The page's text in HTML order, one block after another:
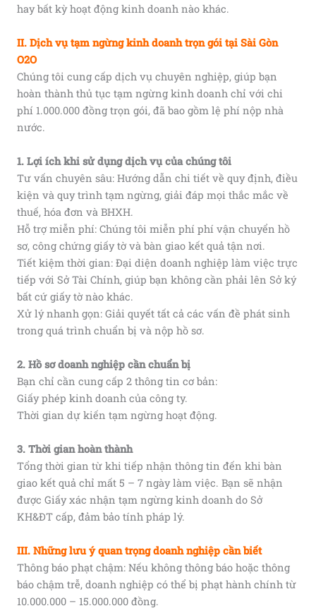
hay bất kỳ hoạt động kinh doanh nào khác.
II. Dịch vụ tạm ngừng kinh doanh trọn gói tại Sài Gòn
O2O
Chúng tôi cung cấp dịch vụ chuyên nghiệp, giúp bạn
hoàn thành thủ tục tạm ngừng kinh doanh chỉ với chi
phí 1.000.000 đồng trọn gói, đã bao gồm lệ phí nộp nhà
nước.
1. Lợi ích khi sử dụng dịch vụ của chúng tôi
Tư vấn chuyên sâu: Hướng dẫn chi tiết về quy định, điều
kiện và quy trình tạm ngừng, giải đáp mọi thắc mắc về
thuế, hóa đơn và BHXH.
Hỗ trợ miễn phí: Chúng tôi miễn phí phí vận chuyển hồ
sơ, công chứng giấy tờ và bàn giao kết quả tận nơi.
Tiết kiệm thời gian: Đại diện doanh nghiệp làm việc trực
tiếp với Sở Tài Chính, giúp bạn không cần phải lên Sở ký
bất cứ giấy tờ nào khác.
Xử lý nhanh gọn: Giải quyết tất cả các vấn đề phát sinh
trong quá trình chuẩn bị và nộp hồ sơ.
2. Hồ sơ doanh nghiệp cần chuẩn bị
Bạn chỉ cần cung cấp 2 thông tin cơ bản:
Giấy phép kinh doanh của công ty.
Thời gian dự kiến tạm ngừng hoạt động.
3. Thời gian hoàn thành
Tổng thời gian từ khi tiếp nhận thông tin đến khi bàn
giao kết quả chỉ mất 5 – 7 ngày làm việc. Bạn sẽ nhận
được Giấy xác nhận tạm ngừng kinh doanh do Sở
KH&ĐT cấp, đảm bảo tính pháp lý.
III. Những lưu ý quan trọng doanh nghiệp cần biết
Thông báo phạt chậm: Nếu không thông báo hoặc thông
báo chậm trễ, doanh nghiệp có thể bị phạt hành chính từ
10.000.000 – 15.000.000 đồng.